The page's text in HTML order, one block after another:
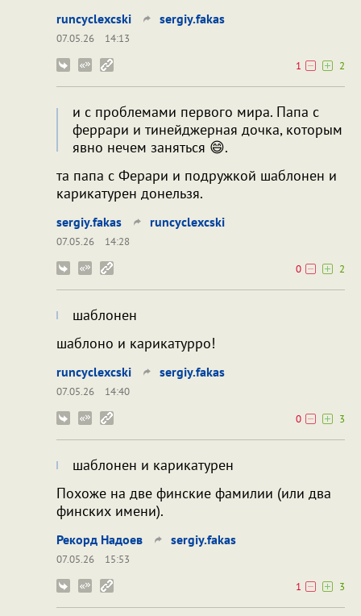
runcyclexcski sergiy.fakas
07.05.26
14:13
1
2
и с проблемами первого мира. Папа с
феррари и тинейджерная дочка, которым
явно нечем заняться 😄.
та папа с Ферари и подружкой шаблонен и
карикатурен донельзя.
sergiy.fakas runcyclexcski
07.05.26
14:28
0
2
шаблонен
шаблоно и карикатурро!
runcyclexcski sergiy.fakas
07.05.26
14:40
0
3
шаблонен и карикатурен
Похоже на две финские фамилии (или два
финских имени).
Рекорд Надоев sergiy.fakas
07.05.26
15:53
1
3